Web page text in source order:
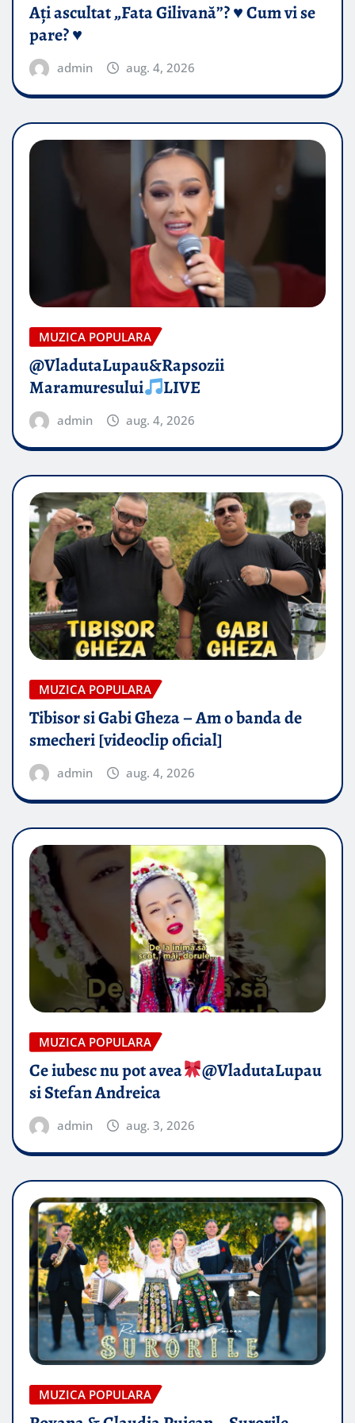
Ați ascultat „Fata Gilivană”? ♥️ Cum vi se
pare? ♥️
admin aug. 4, 2026
MUZICA POPULARA
@VladutaLupau&Rapsozii
Maramuresului
LIVE
admin aug. 4, 2026
MUZICA POPULARA
Tibisor si Gabi Gheza – Am o banda de
smecheri [videoclip oficial]
admin aug. 4, 2026
MUZICA POPULARA
Ce iubesc nu pot avea
​@VladutaLupau
si Stefan Andreica
admin aug. 3, 2026
MUZICA POPULARA